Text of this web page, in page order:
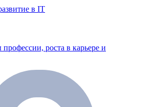
в IT
роста в карьере и